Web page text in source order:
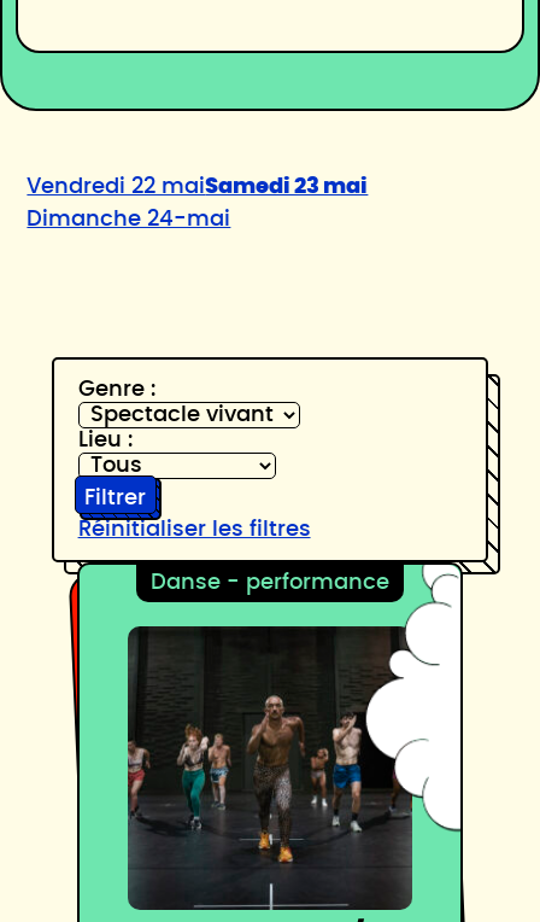
Vendredi 22 maiSamedi 23 mai
Dimanche 24-mai
Genre :
Lieu :
Filtrer
Réinitialiser les filtres
Danse - performance